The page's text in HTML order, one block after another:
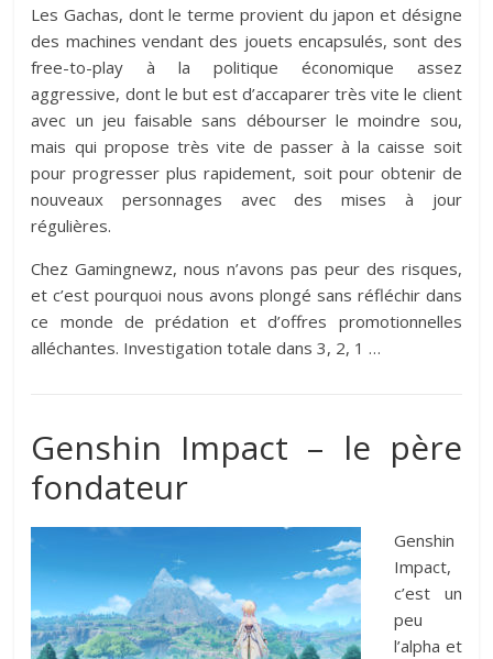
Les Gachas, dont le terme provient du japon et désigne
des machines vendant des jouets encapsulés, sont des
free-to-play à la politique économique assez
aggressive, dont le but est d’accaparer très vite le client
avec un jeu faisable sans débourser le moindre sou,
mais qui propose très vite de passer à la caisse soit
pour progresser plus rapidement, soit pour obtenir de
nouveaux personnages avec des mises à jour
régulières.
Chez Gamingnewz, nous n’avons pas peur des risques,
et c’est pourquoi nous avons plongé sans réfléchir dans
ce monde de prédation et d’offres promotionnelles
alléchantes. Investigation totale dans 3, 2, 1 …
Genshin Impact – le père
fondateur
Genshin
Impact,
c’est un
peu
l’alpha et